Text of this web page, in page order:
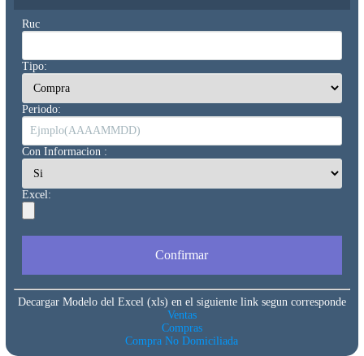
Ruc
Tipo:
Periodo:
Con Informacion :
Excel:
Confirmar
Decargar Modelo del Excel (xls) en el siguiente link segun corresponde
Ventas
Compras
Compra No Domiciliada